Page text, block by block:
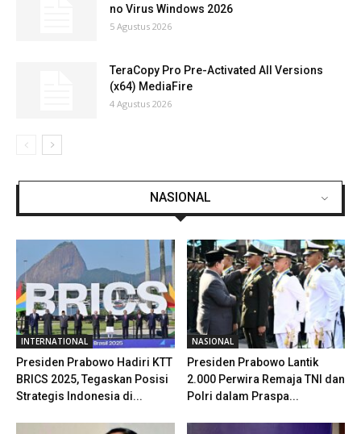
no Virus Windows 2026
5 Agustus 2026
TeraCopy Pro Pre-Activated All Versions
(x64) MediaFire
4 Agustus 2026
NASIONAL
INTERNATIONAL
Presiden Prabowo Hadiri KTT
BRICS 2025, Tegaskan Posisi
Strategis Indonesia di...
NASIONAL
Presiden Prabowo Lantik
2.000 Perwira Remaja TNI dan
Polri dalam Praspa...